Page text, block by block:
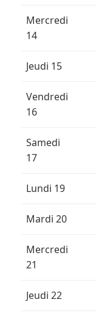
Mercredi
14
Jeudi 15
Vendredi
16
Samedi
17
Lundi 19
Mardi 20
Mercredi
21
Jeudi 22